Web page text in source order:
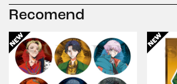
Recomend